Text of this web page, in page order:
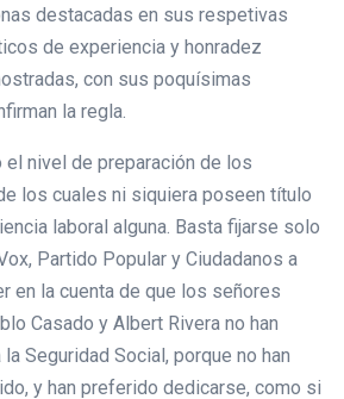
destacadas en sus respetivas
de experiencia y honradez
con sus poquísimas
la regla.
el nivel de preparación de los
los cuales ni siquiera poseen título
laboral alguna. Basta fijarse solo
Partido Popular y Ciudadanos a
en la cuenta de que los señores
Casado y Albert Rivera no han
Seguridad Social, porque no han
y han preferido dedicarse, como si